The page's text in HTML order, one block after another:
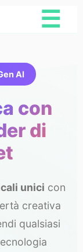
☰
AI
con
di
unici con
creativa
qualsiasi